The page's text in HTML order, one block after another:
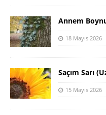
Annem
18 Mayıs 2026
Saçım Sarı
15 Mayıs 2026